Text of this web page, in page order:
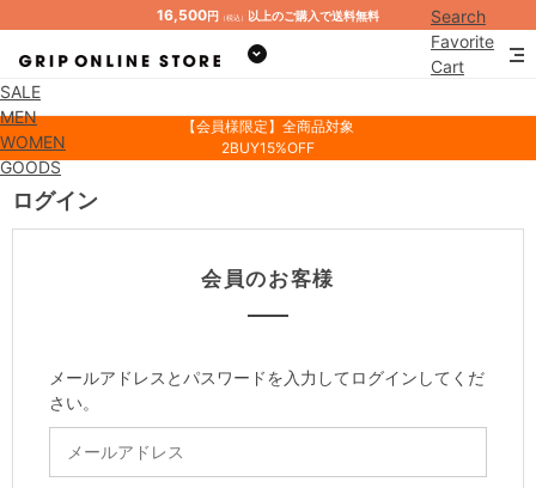
16,500円 （税込） 以上のご購入で送料無料
Search
Favorite
Cart
SALE
MEN
WOMEN
GOODS
【会員様限定】全商品対象
2BUY15%OFF
ログイン
会員のお客様
メールアドレスとパスワードを入力してログインしてくだ
さい。